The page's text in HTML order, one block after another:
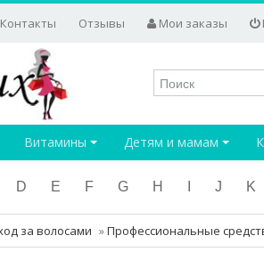
Контакты Отзывы Мои заказы
Витамины Детям и мамам
D E F G H J K
за волосами »Профессиональные